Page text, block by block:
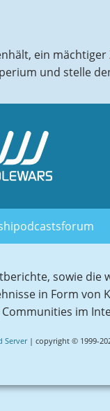
ein
und stelle
podcastsforum
sowie
in Form
im
Server| copyright © 1999-